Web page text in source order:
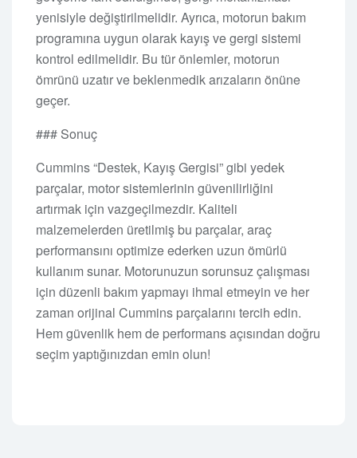
yenisiyle değiştirilmelidir. Ayrıca, motorun bakım
programına uygun olarak kayış ve gergi sistemi
kontrol edilmelidir. Bu tür önlemler, motorun
ömrünü uzatır ve beklenmedik arızaların önüne
geçer.
### Sonuç
Cummins “Destek, Kayış Gergisi” gibi yedek
parçalar, motor sistemlerinin güvenilirliğini
artırmak için vazgeçilmezdir. Kaliteli
malzemelerden üretilmiş bu parçalar, araç
performansını optimize ederken uzun ömürlü
kullanım sunar. Motorunuzun sorunsuz çalışması
için düzenli bakım yapmayı ihmal etmeyin ve her
zaman orijinal Cummins parçalarını tercih edin.
Hem güvenlik hem de performans açısından doğru
seçim yaptığınızdan emin olun!